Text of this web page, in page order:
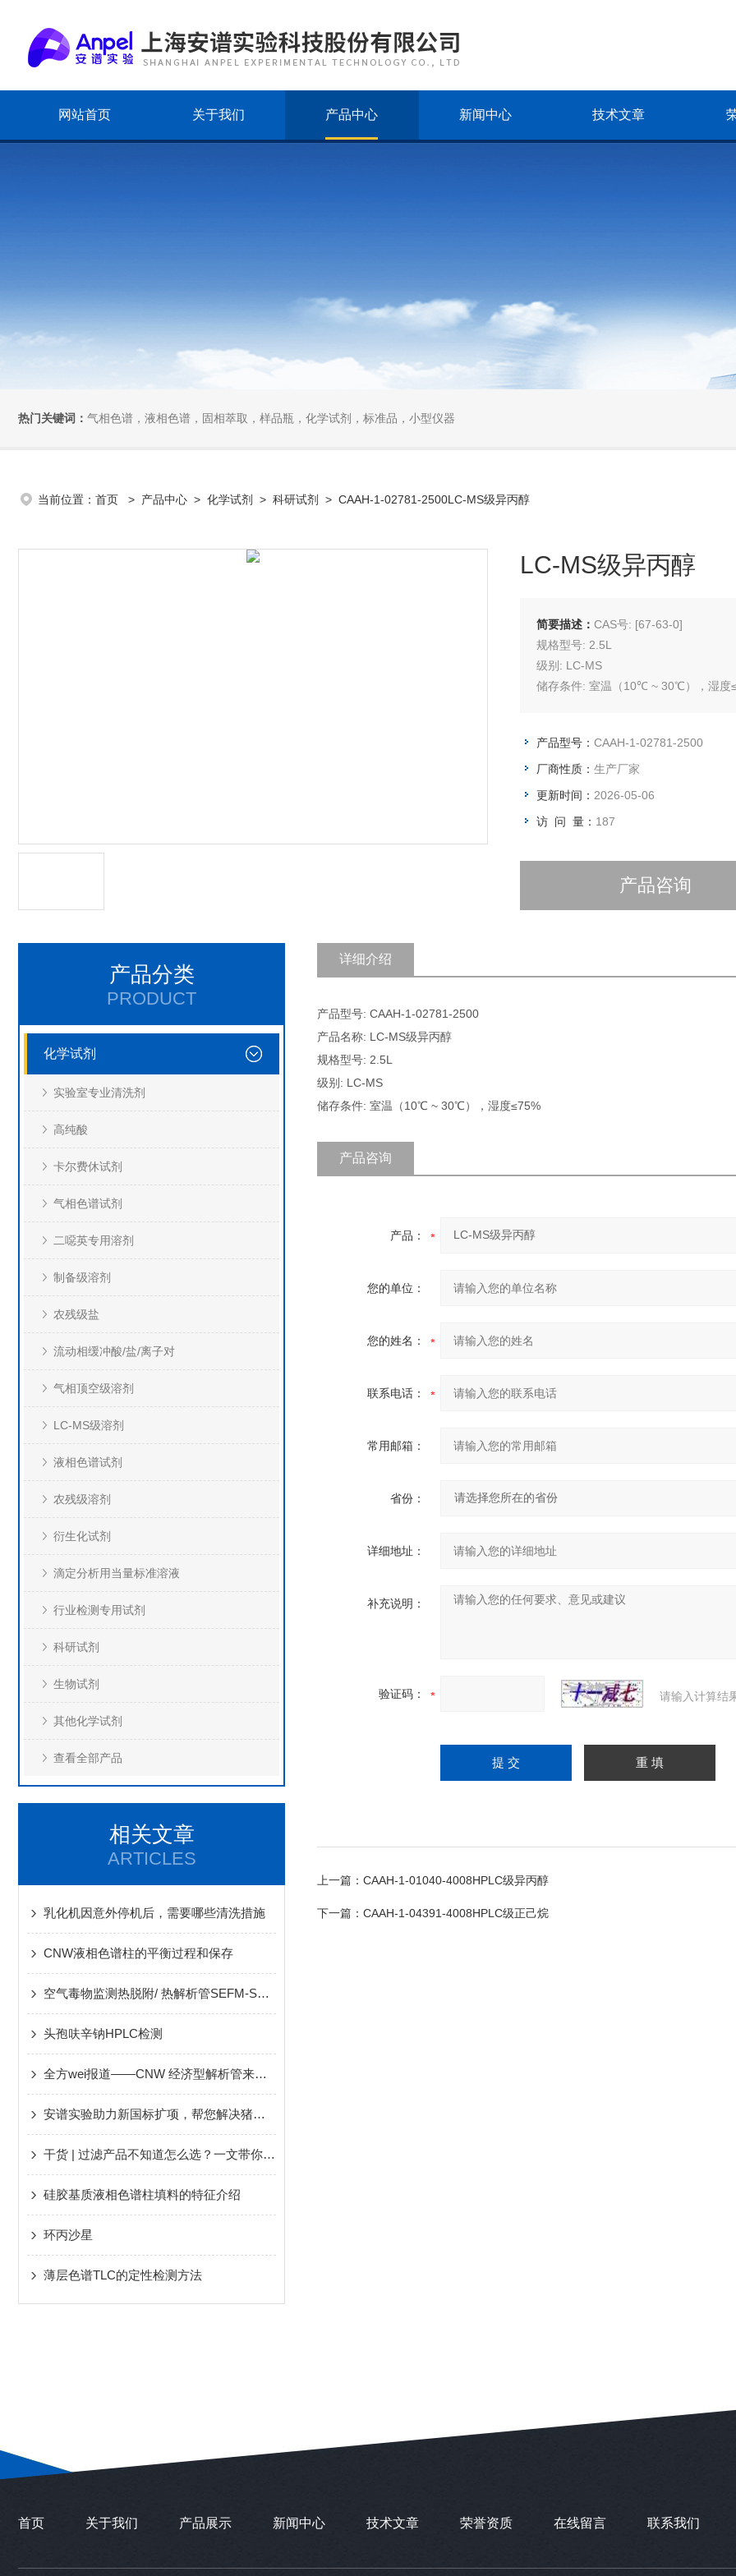
网站首页 关于我们 产品中心 新闻中心 技术文章
热门关键词： 气相色谱，液相色谱，固相萃取，样品瓶，化学试剂，标准品，小型仪器
当前位置： 首页 > 产品中心 > 化学试剂 > 科研试剂 > CAAH-1-02781-2500LC-MS级异丙醇
LC-MS级异丙醇
简要描述： CAS号: [67-63-0]
规格型号: 2.5L
级别: LC-MS
储存条件: 室温（10℃ ~ 30℃），湿度
产品型号： CAAH-1-02781-2500
厂商性质： 生产厂家
更新时间： 2026-05-06
访 问 量： 187
产品咨询
产品分类
PRODUCT
化学试剂
实验室专业清洗剂
高纯酸
卡尔费休试剂
气相色谱试剂
二噁英专用溶剂
制备级溶剂
农残级盐
流动相缓冲酸/盐/离子对
气相顶空级溶剂
LC-MS级溶剂
液相色谱试剂
农残级溶剂
衍生化试剂
滴定分析用当量标准溶液
行业检测专用试剂
科研试剂
生物试剂
其他化学试剂
查看全部产品
相关文章
ARTICLES
乳化机因意外停机后，需要哪些清洗措施
CNW液相色谱柱的平衡过程和保存
空气毒物监测热脱附/ 热解析管SEFM-SU60545
头孢呋辛钠HPLC检测
全方wei报道——CNW 经济型解析管来啦！
安谱实验助力新国标扩项，帮您解决猪肉中乙氧酰胺苯甲酯残留问题
干货 | 过滤产品不知道怎么选？一文带你揭秘过滤产品常见问题
硅胶基质液相色谱柱填料的特征介绍
环丙沙星
薄层色谱TLC的定性检测方法
详细介绍
产品型号: CAAH-1-02781-2500
产品名称: LC-MS级异丙醇
规格型号: 2.5L
级别: LC-MS
储存条件: 室温（10℃ ~ 30℃），湿度≤75%
产品咨询
产品：
您的单位：
您的姓名：
联系电话：
常用邮箱：
省份：
详细地址：
补充说明：
验证码： 请输入计算结
上一篇： CAAH-1-01040-4008HPLC级异丙醇
下一篇： CAAH-1-04391-4008HPLC级正己烷
首页 关于我们 产品展示 新闻中心 技术文章 荣誉资质 在线留言 联系我们